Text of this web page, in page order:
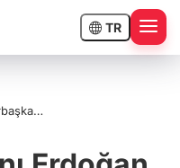
TR